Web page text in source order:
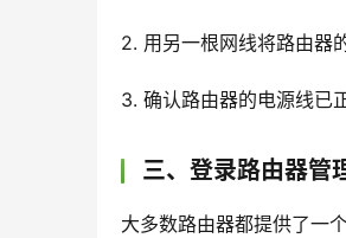
2. 用另一根网线将路由器
3. 确认路由器的电源线已
三、登录路由器管
大多数路由器都提供了一